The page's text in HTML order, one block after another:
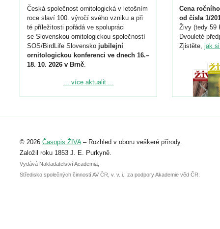
Česká společnost ornitologická v letošním
roce slaví 100. výročí svého vzniku a při
té příležitosti pořádá ve spolupráci
se Slovenskou ornitologickou společností
SOS/BirdLife Slovensko jubilejní
ornitologickou konferenci ve dnech 16.–
18. 10. 2026 v Brně.
Podrobnější informace ke konferenci
Registrovat se můžete do 6. září.
abstraktu přihlášené přednášky nebo
posteru je už 30. června.
... více aktualit ...
Cena
od čísla 1/
Živy (tedy 59
Dvouleté
Zjistěte, jak
© 2026 Časopis ŽIVA– Rozhled v oboru veškeré přírody.
Založil roku 1853 J. E. Purkyně.
Vydává Nakladatelství Academia,
Středisko společných činností AV ČR, v. v. i., za podpory Akademie věd ČR.